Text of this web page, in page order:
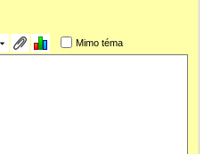
Mimo téma